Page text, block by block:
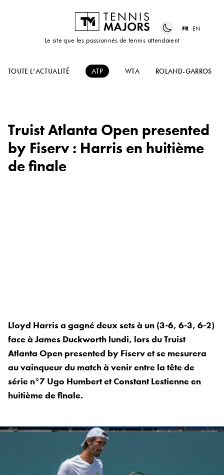
Le site que les passionnés de tennis attendaient
FR EN
TOUTE L’ACTUALITÉ ATP WTA ROLAND-GARROS
Truist Atlanta Open presented
by Fiserv : Harris en huitième
de finale
Lloyd Harris a gagné deux sets à un (3-6, 6-3, 6-2)
face à James Duckworth lundi, lors du Truist
Atlanta Open presented by Fiserv et se mesurera
au vainqueur du match à venir entre la tête de
série n°7 Ugo Humbert et Constant Lestienne en
huitième de finale.